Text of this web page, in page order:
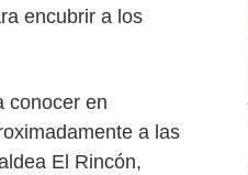
encubrir a los
conocer en
a las
El Rincón,